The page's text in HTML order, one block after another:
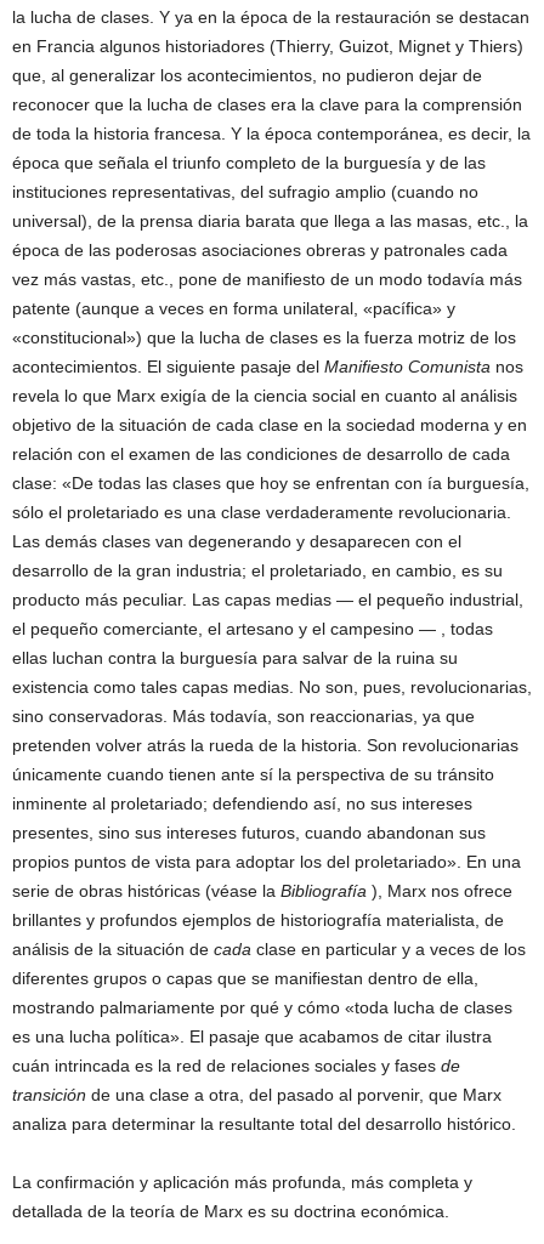
la lucha de clases. Y ya en la época de la restauración se destacan
en Francia algunos historiadores (Thierry, Guizot, Mignet y Thiers)
que, al generalizar los acontecimientos, no pudieron dejar de
reconocer que la lucha de clases era la clave para la comprensión
de toda la historia francesa. Y la época contemporánea, es decir, la
época que señala el triunfo completo de la burguesía y de las
instituciones representativas, del sufragio amplio (cuando no
universal), de la prensa diaria barata que llega a las masas, etc., la
época de las poderosas asociaciones obreras y patronales cada
vez más vastas, etc., pone de manifiesto de un modo todavía más
patente (aunque a veces en forma unilateral, «pacífica» y
«constitucional») que la lucha de clases es la fuerza motriz de los
acontecimientos. El siguiente pasaje del Manifiesto Comunista nos
revela lo que Marx exigía de la ciencia social en cuanto al análisis
objetivo de la situación de cada clase en la sociedad moderna y en
relación con el examen de las condiciones de desarrollo de cada
clase: «De todas las clases que hoy se enfrentan con ía burguesía,
sólo el proletariado es una clase verdaderamente revolucionaria.
Las demás clases van degenerando y desaparecen con el
desarrollo de la gran industria; el proletariado, en cambio, es su
producto más peculiar. Las capas medias — el pequeño industrial,
el pequeño comerciante, el artesano y el campesino — , todas
ellas luchan contra la burguesía para salvar de la ruina su
existencia como tales capas medias. No son, pues, revolucionarias,
sino conservadoras. Más todavía, son reaccionarias, ya que
pretenden volver atrás la rueda de la historia. Son revolucionarias
únicamente cuando tienen ante sí la perspectiva de su tránsito
inminente al proletariado; defendiendo así, no sus intereses
presentes, sino sus intereses futuros, cuando abandonan sus
propios puntos de vista para adoptar los del proletariado». En una
serie de obras históricas (véase la Bibliografía ), Marx nos ofrece
brillantes y profundos ejemplos de historiografía materialista, de
análisis de la situación de cada clase en particular y a veces de los
diferentes grupos o capas que se manifiestan dentro de ella,
mostrando palmariamente por qué y cómo «toda lucha de clases
es una lucha política». El pasaje que acabamos de citar ilustra
cuán intrincada es la red de relaciones sociales y fases de
transición de una clase a otra, del pasado al porvenir, que Marx
analiza para determinar la resultante total del desarrollo histórico.
La confirmación y aplicación más profunda, más completa y
detallada de la teoría de Marx es su doctrina económica.